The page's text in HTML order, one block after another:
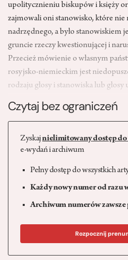
upolitycznieniu biskupów i księży
zajmowali oni stanowisko, które nie
nadrzędnego, a było stanowiskiem
gruncie rzeczy kwestionującej i
Przecież mówienie o własnym
rosyjsko-niemieckim jest
rodzaju głosy i stanowiska lub
Czytaj bez ograniczeń
Zyskajnielimitowany dostęp
e-wydań i archiwum
Pełny dostęp do wszystkich
Każdy nowy numer od razu
Archiwum numerów zawsze
Rozpocznij